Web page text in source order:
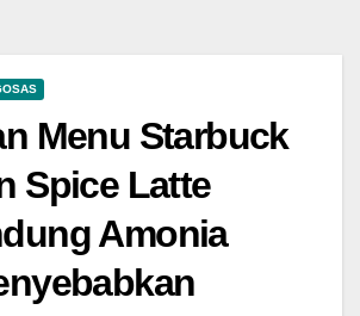
Menu Starbuck
Spice Latte
Amonia